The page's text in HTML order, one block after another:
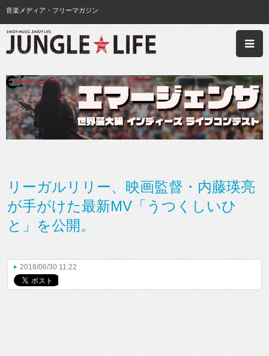
音楽メディア・フリーマガジン
リーガルリリー、映画監督・内藤瑛亮
が手がけた最新MV「うつくしいひ
と」を公開。
2018/06/30 11:22